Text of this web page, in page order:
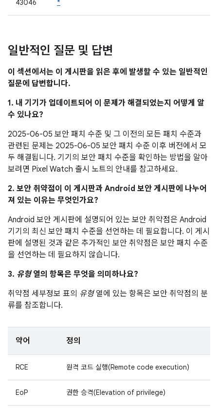
43046 *
일반적인 질문 및 답변
이 섹션에서는 이 게시판을 읽은 후에 발생할 수 있는 일반적인
질문에 답변합니다.
1. 내 기기가 업데이트되어 이 문제가 해결되었는지 어떻게 알
수 있나요?
2025-06-05 보안 패치 수준 및 그 이전의 모든 패치 수준과
관련된 문제는 2025-06-05 보안 패치 수준 이후 버전에서 모
두 해결됩니다. 기기의 보안 패치 수준을 확인하는 방법을 알아
보려면 Pixel Watch 출시 노트의 안내를 참고하세요.
2. 보안 취약점이 이 게시판과 Android 보안 게시판에 나누어
져 있는 이유는 무엇인가요?
Android 보안 게시판에 설명되어 있는 보안 취약점은 Android
기기의 최신 보안 패치 수준을 선언하는 데 필요합니다. 이 게시
판에 설명된 것과 같은 추가적인 보안 취약점은 보안 패치 수준
을 선언하는 데 필요하지 않습니다.
3. 유형열의 항목은 무엇을 의미하나요?
취약점 세부정보 표의 유형열에 있는 항목은 보안 취약점의 분
류를 참조합니다.
약어 정의
RCE 원격 코드 실행(Remote code execution)
EoP 권한 승격(Elevation of privilege)